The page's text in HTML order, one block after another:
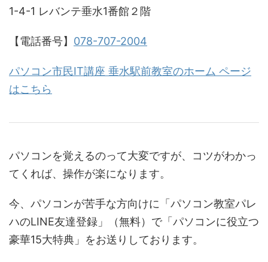
1-4-1 レバンテ垂水1番館２階
【電話番号】 078-707-2004
パソコン市民IT講座 垂水駅前教室のホーム ページ
はこちら
パソコンを覚えるのって大変ですが、コツがわかっ
てくれば、操作が楽になります。
今、パソコンが苦手な方向けに「パソコン教室パレ
ハのLINE友達登録」（無料）で「パソコンに役立つ
豪華15大特典」をお送りしております。